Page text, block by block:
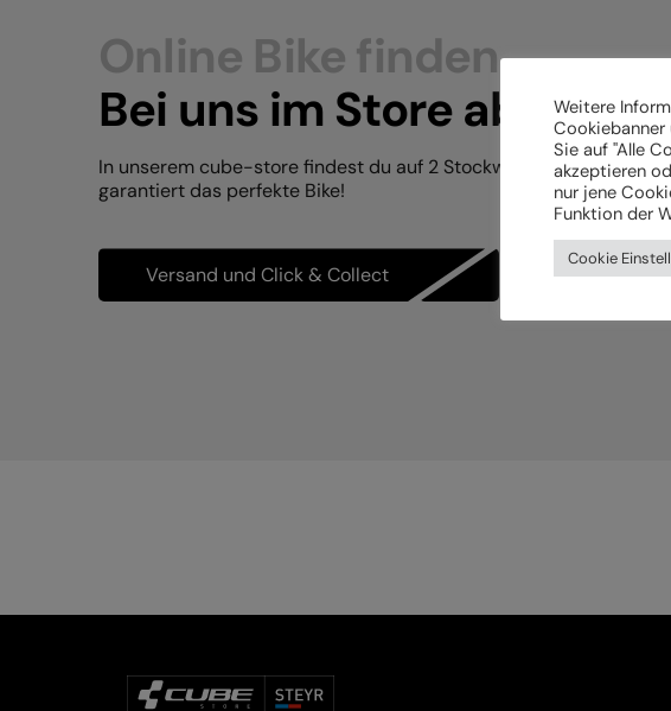
Online Bike finden.
Bei uns im Store abholen.
In unserem cube-store findest du auf 2 Stockwerken
garantiert das perfekte Bike!
Versand und Click & Collect
Weitere
Cookiebanner
Sie auf "Alle
akzeptieren
nur jene
Funktion der
Cookie